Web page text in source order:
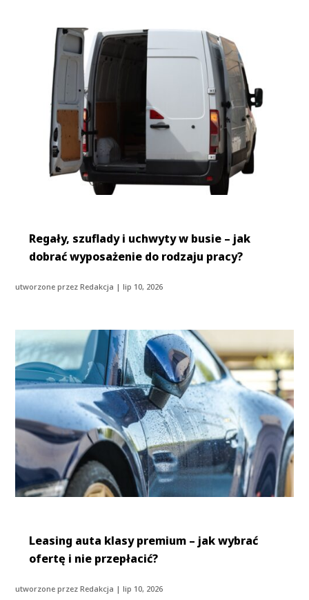
Regały, szuflady i uchwyty w busie – jak
dobrać wyposażenie do rodzaju pracy?
utworzone przezRedakcja |lip 10, 2026
Leasing auta klasy premium – jak wybrać
ofertę i nie przepłacić?
utworzone przezRedakcja |lip 10, 2026